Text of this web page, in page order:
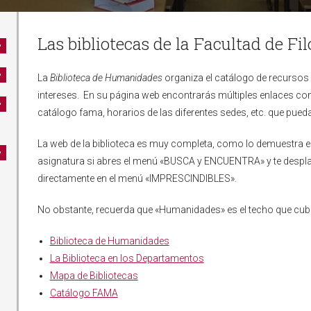
Las bibliotecas de la Facultad de
La Biblioteca de Humanidades organiza el catálogo de
intereses. En su página web encontrarás múltiples enlaces
catálogo fama, horarios de las diferentes sedes, etc. que
La web de la biblioteca es muy completa, como lo
asignatura si abres el menú «BUSCA y ENCUENTRA» y te
directamente en el menú «IMPRESCINDIBLES».
No obstante, recuerda que «Humanidades» es el techo que
Biblioteca de Humanidades
La Biblioteca en los Departamentos
Mapa de Bibliotecas
Catálogo FAMA